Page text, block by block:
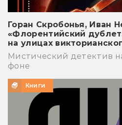
Горан Скробонья, Иван
«Флорентийский
на улицах
Мистический детектив
фоне
Книги